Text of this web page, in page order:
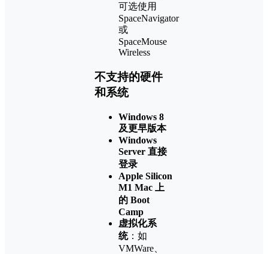
可选使用
SpaceNavigator
或
SpaceMouse
Wireless
不支持的硬件
和系统
Windows 8
及更早版本
Windows
Server 直接
登录
Apple Silicon
M1 Mac 上
的 Boot
Camp
虚拟化系
统：如
VMWare、